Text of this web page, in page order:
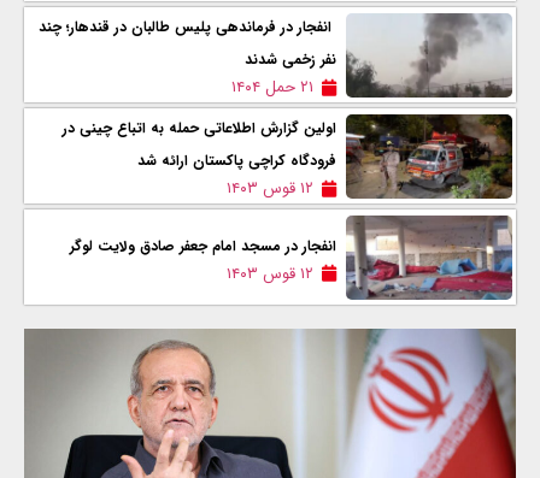
انفجار در فرماندهی پلیس طالبان در قندهار؛ چند
نفر زخمی شدند
۲۱ حمل ۱۴۰۴
اولین گزارش اطلاعاتی حمله به اتباع چینی در
فرودگاه کراچی پاکستان ارائه شد
۱۲ قوس ۱۴۰۳
انفجار در مسجد امام جعفر صادق ولایت لوگر
۱۲ قوس ۱۴۰۳